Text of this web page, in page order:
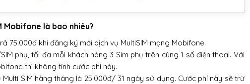
Mobifone là bao nhiêu?
75.000đ khi đăng ký mới dịch vụ MultiSIM mạng Mobifone.
phụ, tối đa mỗi khách hàng 3 Sim phụ trên cùng 1 số điện thoại. Với
thì không tính cước phí này.
SIM hàng tháng là 25.000đ/ 31 ngày sử dụng. Cước phí này sẽ trừ